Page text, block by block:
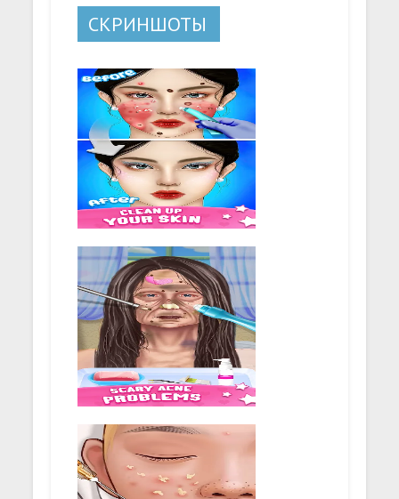
СКРИНШОТЫ